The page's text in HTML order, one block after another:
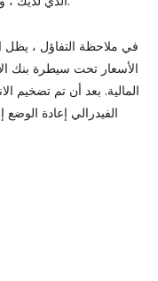
في ملاحظة التفاؤل ،
الأسعار تحت سيطرة بنك
المالية. بعد أن تم تضخيم
الفيدرالي إعادة